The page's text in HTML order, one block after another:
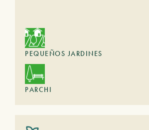
PEQUEÑOS JARDINES
PARCHI